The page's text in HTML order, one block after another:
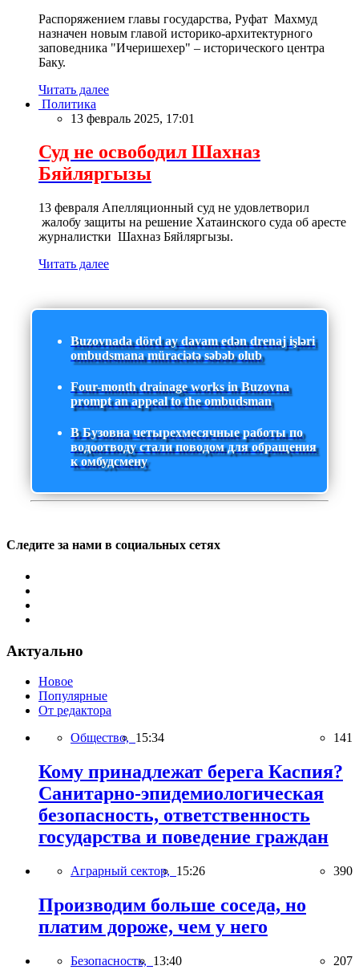
Распоряжением главы государства, Руфат Махмуд
назначен новым главой историко-архитектурного
заповедника "Ичеришехер" – исторического центра
Баку.
Читать далее
Политика
13 февраль 2025, 17:01
Суд не освободил Шахназ
Бяйляргызы
13 февраля Апелляционный суд не удовлетворил
жалобу защиты на решение Хатаинского суда об аресте
журналистки Шахназ Бяйляргызы.
Читать далее
Buzovnada dörd ay davam edən drenaj işləri
ombudsmana müraciətə səbəb olub
Four-month drainage works in Buzovna
prompt an appeal to the ombudsman
В Бузовна четырехмесячные работы по
водоотводу стали поводом для обращения
к омбудсмену
Следите за нами в социальных сетях
Актуально
Новое
Популярные
От редактора
Общество, 15:34 141
Кому принадлежат берега Каспия?
Санитарно-эпидемиологическая
безопасность, ответственность
государства и поведение граждан
Аграрный сектор, 15:26 390
Производим больше соседа, но
платим дороже, чем у него
Безопасность, 13:40 207